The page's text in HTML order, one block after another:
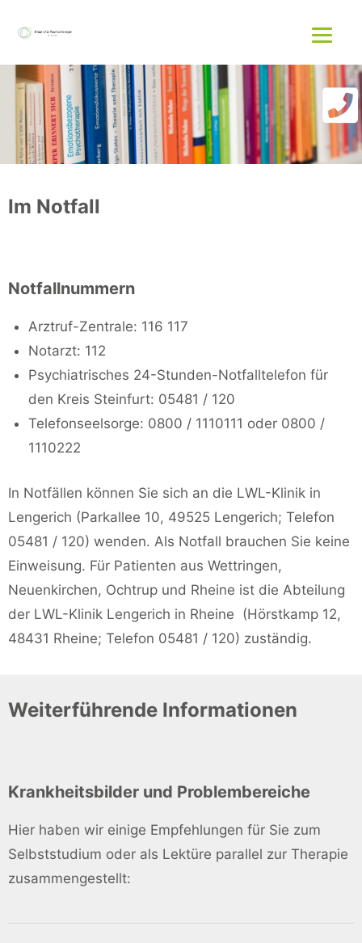
Inhalt
Im Notfall
Notfallnummern
Arztruf-Zentrale: 116 117
Notarzt: 112
Psychiatrisches 24-Stunden-Notfalltelefon für
den Kreis Steinfurt: 05481 / 120
Telefonseelsorge: 0800 / 1110111 oder 0800 /
1110222
In Notfällen können Sie sich an die LWL-Klinik in
Lengerich (Parkallee 10, 49525 Lengerich; Telefon
05481 / 120) wenden. Als Notfall brauchen Sie keine
Einweisung. Für Patienten aus Wettringen,
Neuenkirchen, Ochtrup und Rheine ist die Abteilung
der LWL-Klinik Lengerich in Rheine (Hörstkamp 12,
48431 Rheine; Telefon 05481 / 120) zuständig.
Weiterführende Informationen
Krankheitsbilder und Problembereiche
Hier haben wir einige Empfehlungen für Sie zum
Selbststudium oder als Lektüre parallel zur Therapie
zusammengestellt: